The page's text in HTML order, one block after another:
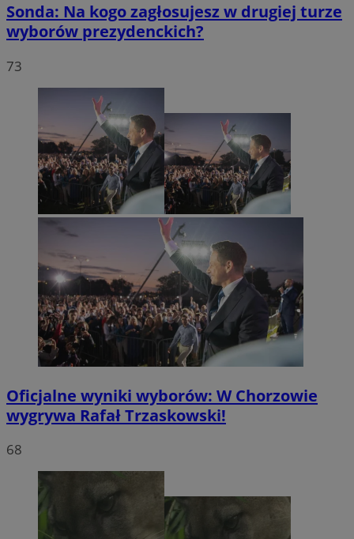
Sonda: Na kogo zagłosujesz w drugiej turze
wyborów prezydenckich?
73
Oficjalne wyniki wyborów: W Chorzowie
wygrywa Rafał Trzaskowski!
68